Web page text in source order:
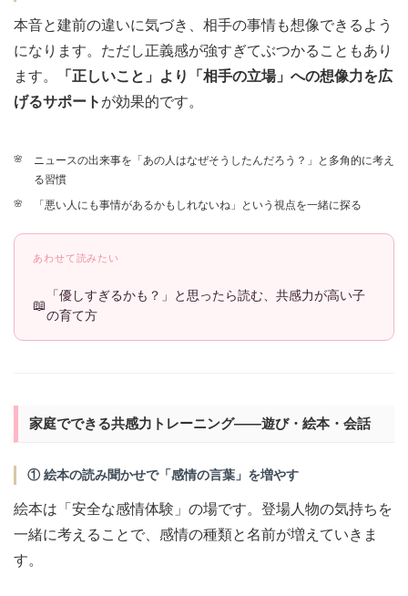
本音と建前の違いに気づき、相手の事情も想像できるよう
になります。ただし正義感が強すぎてぶつかることもあり
ます。
「正しいこと」より「相手の立場」への想像力を広
げるサポート が効果的です。
ニュースの出来事を「あの人はなぜそうしたんだろう？」と多角的に考え
る習慣
「悪い人にも事情があるかもしれないね」という視点を一緒に探る
あわせて読みたい
「優しすぎるかも？」と思ったら読む、共感力が高い子
の育て方
家庭でできる共感力トレーニング——遊び・絵本・会話
① 絵本の読み聞かせで「感情の言葉」を増やす
絵本は「安全な感情体験」の場です。登場人物の気持ちを
一緒に考えることで、感情の種類と名前が増えていきま
す。